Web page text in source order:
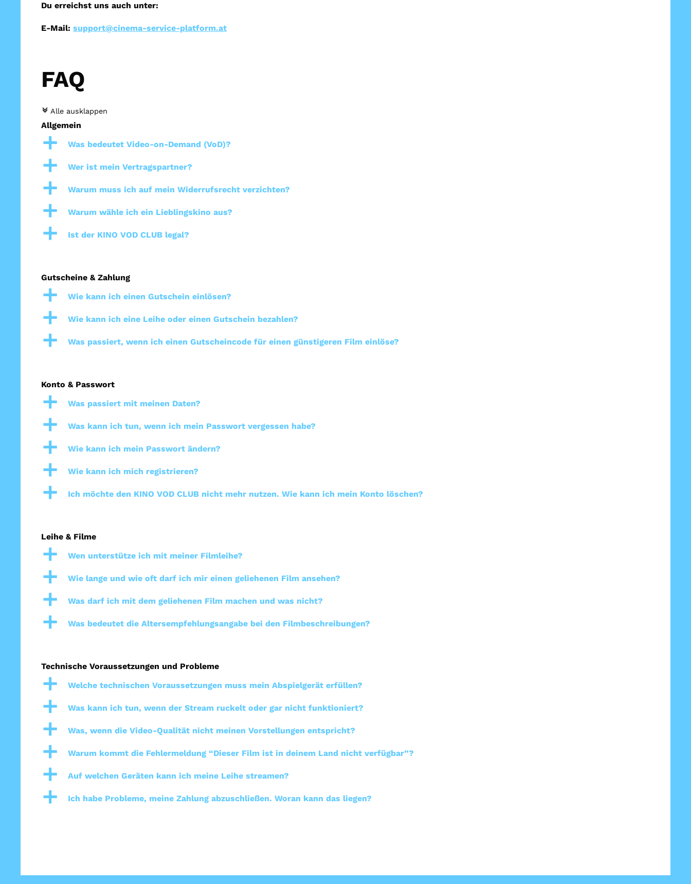
Du erreichst uns auch unter:
E-Mail: support@cinema-service-platform.at
FAQ
c Alle ausklappen
Allgemein
a Was bedeutet Video-on-Demand (VoD)?
a Wer ist mein Vertragspartner?
a Warum muss ich auf mein Widerrufsrecht verzichten?
a Warum wähle ich ein Lieblingskino aus?
a Ist der KINO VOD CLUB legal?
Gutscheine & Zahlung
a Wie kann ich einen Gutschein einlösen?
a Wie kann ich eine Leihe oder einen Gutschein bezahlen?
a Was passiert, wenn ich einen Gutscheincode für einen günstigeren Film einlöse?
Konto & Passwort
a Was passiert mit meinen Daten?
a Was kann ich tun, wenn ich mein Passwort vergessen habe?
a Wie kann ich mein Passwort ändern?
a Wie kann ich mich registrieren?
a Ich möchte den KINO VOD CLUB nicht mehr nutzen. Wie kann ich mein Konto löschen?
Leihe & Filme
a Wen unterstütze ich mit meiner Filmleihe?
a Wie lange und wie oft darf ich mir einen geliehenen Film ansehen?
a Was darf ich mit dem geliehenen Film machen und was nicht?
a Was bedeutet die Altersempfehlungsangabe bei den Filmbeschreibungen?
Technische Voraussetzungen und Probleme
a Welche technischen Voraussetzungen muss mein Abspielgerät erfüllen?
a Was kann ich tun, wenn der Stream ruckelt oder gar nicht funktioniert?
a Was, wenn die Video-Qualität nicht meinen Vorstellungen entspricht?
a Warum kommt die Fehlermeldung “Dieser Film ist in deinem Land nicht verfügbar”?
a Auf welchen Geräten kann ich meine Leihe streamen?
a Ich habe Probleme, meine Zahlung abzuschließen. Woran kann das liegen?